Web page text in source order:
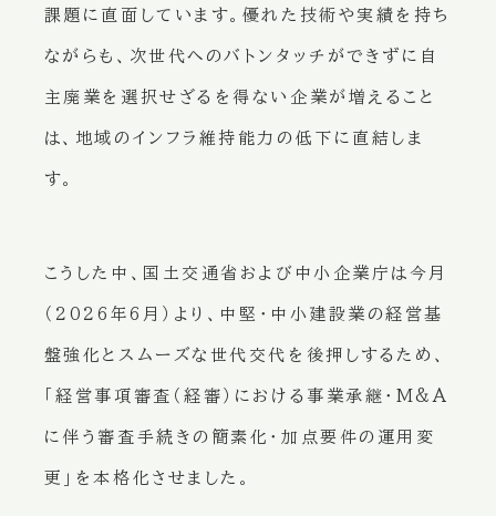
課題に直面しています。優れた技術や実績を持ち
ながらも、次世代へのバトンタッチができずに自
主廃業を選択せざるを得ない企業が増えること
は、地域のインフラ維持能力の低下に直結しま
す。
こうした中、国土交通省および中小企業庁は今月
（2026年6月）より、中堅・中小建設業の経営基
盤強化とスムーズな世代交代を後押しするため、
「経営事項審査（経審）における事業承継・M&A
に伴う審査手続きの簡素化・加点要件の運用変
更」を本格化させました。